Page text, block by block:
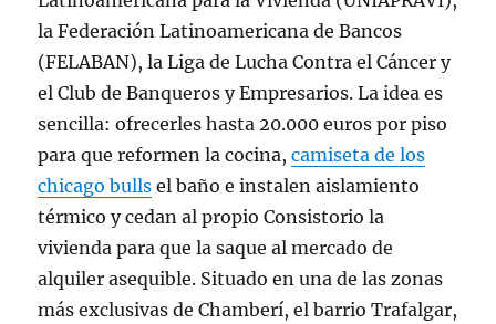
la Federación Latinoamericana de Bancos
(FELABAN), la Liga de Lucha Contra el Cáncer y
el Club de Banqueros y Empresarios. La idea es
sencilla: ofrecerles hasta 20.000 euros por piso
para que reformen la cocina,camiseta de los
chicago bulls el baño e instalen aislamiento
térmico y cedan al propio Consistorio la
vivienda para que la saque al mercado de
alquiler asequible. Situado en una de las zonas
más exclusivas de Chamberí, el barrio Trafalgar,